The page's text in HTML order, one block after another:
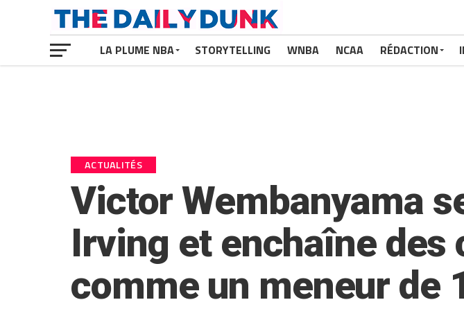
LA PLUME NBA STORYTELLING WNBA NCAA RÉDACTION
ACTUALITÉS
Victor Wembanyama
Irving et enchaîne
comme un meneur de